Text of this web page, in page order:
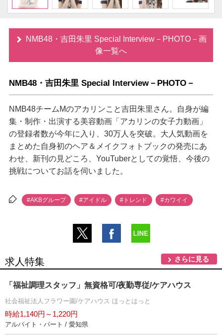
NMB48・吉田朱里 Special Interview－PHOTO－画
像一覧へ
NMB48・吉田朱里 Special Interview－PHOTO－
NMB48チームMのアカリンこと吉田朱里さん。自身が編
集・制作・出演する美容動画「アカリンの女子力動画」
の登録者数が今年に入り、30万人を突破。大人気動画を
まとめた自身初のヘア＆メイクフォトブックの発売にあ
わせ、新刊の見どころ、YouTuberとしての覚悟、今後の
挑戦についてお話を伺いました。
#AKBグループ #アイドル #トレンド #カワイイ
求人特集 さらに見る
「福祉調理スタッフ」無資格可/夜勤専従/ケアハウス
社会福祉法人フラワー園/ケアハウス ほっとはっと
時給1,140円～1,220円
アルバイト・パート / 愛知県